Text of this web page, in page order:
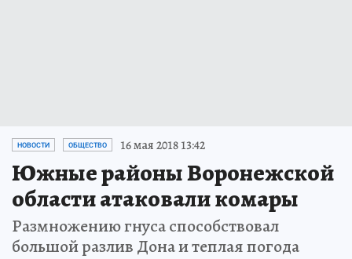
НОВОСТИ ОБЩЕСТВО 16 мая 2018 13:42
Южные районы Воронежской
области атаковали комары
Размножению гнуса способствовал
большой разлив Дона и теплая погода